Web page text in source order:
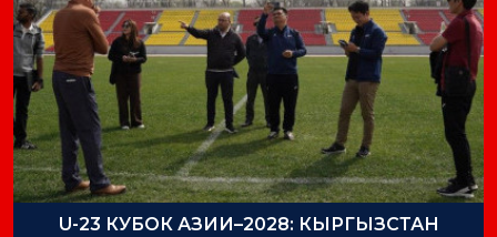
U-23 КУБОК АЗИИ–2028: КЫРГЫЗСТАН